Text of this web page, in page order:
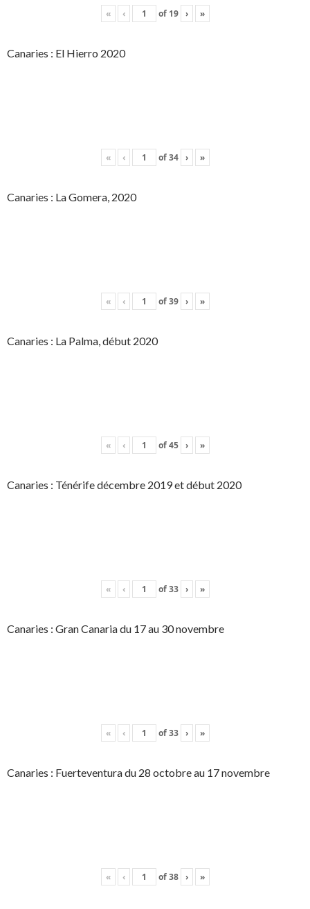
« ‹ of 19 › »
Canaries : El Hierro 2020
« ‹ of34 › »
Canaries : La Gomera, 2020
« ‹ of39 › »
Canaries : La Palma, début 2020
« ‹ of45 › »
Canaries : Ténérife décembre 2019 et début 2020
« ‹ of33 › »
Canaries : Gran Canaria du 17 au 30 novembre
« ‹ of33 › »
Canaries : Fuerteventura du 28 octobre au 17 novembre
« ‹ of38 › »